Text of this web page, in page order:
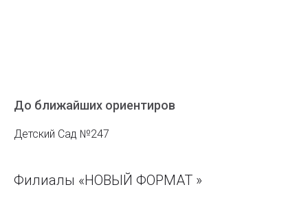
До ближайших ориентиров
Детский Сад №247
Филиалы «НОВЫЙ ФОРМАТ »